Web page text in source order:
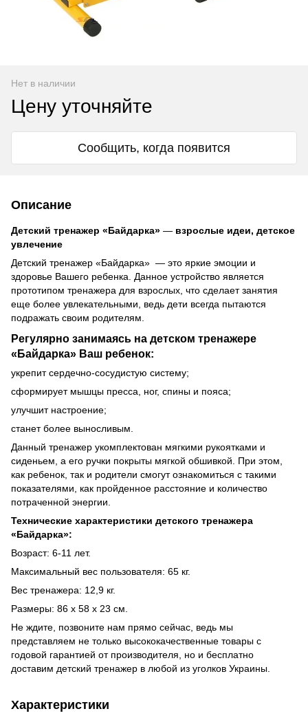
Нет в наличии
Цену уточняйте
Сообщить, когда появится
Описание
Детский тренажер «Байдарка» — взрослые идеи, детское
увлечение
Детский тренажер «Байдарка» — это яркие эмоции и
здоровье Вашего ребенка. Данное устройство является
прототипом тренажера для взрослых, что сделает занятия
еще более увлекательными, ведь дети всегда пытаются
подражать своим родителям.
Регулярно занимаясь на детском тренажере
«Байдарка» Ваш ребенок:
укрепит сердечно-сосудистую систему;
сформирует мышцы пресса, ног, спины и пояса;
улучшит настроение;
станет более выносливым.
Данный тренажер укомплектован мягкими рукоятками и
сиденьем, а его ручки покрыты мягкой обшивкой. При этом,
как ребенок, так и родители смогут ознакомиться с такими
показателями, как пройденное расстояние и количество
потраченной энергии.
Технические характеристики детского тренажера
«Байдарка»:
Возраст: 6-11 лет.
Максимальный вес пользователя: 65 кг.
Вес тренажера: 12,9 кг.
Размеры: 86 x 58 x 23 см.
Не ждите, позвоните нам прямо сейчас, ведь мы
представляем не только высококачественные товары с
годовой гарантией от производителя, но и бесплатно
доставим детский тренажер в любой из уголков Украины.
Характеристики